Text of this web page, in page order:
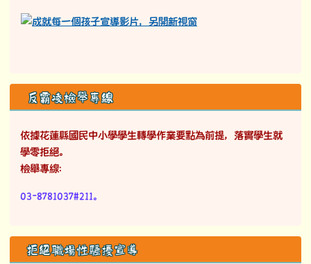
反霸凌檢舉專線
依據花蓮縣國民中小學學生轉學作業要點為前提，落實學生就
學零拒絕。
檢舉專線：
03-8781037#211。
拒絕職場性騷擾宣導